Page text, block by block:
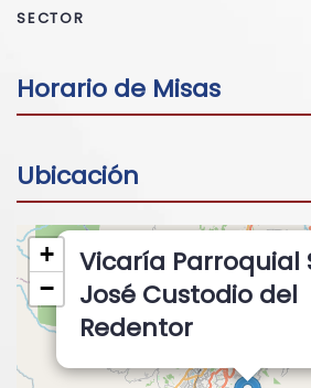
SECTOR
Horario de Misas
Ubicación
Vicaría Parroquial
José Custodio del
Redentor
+
−